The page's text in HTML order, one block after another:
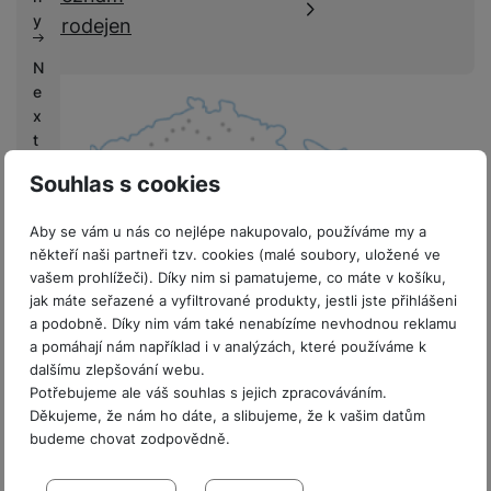
Souhlas s cookies
Aby se vám u nás co nejlépe nakupovalo, používáme my a
někteří naši partneři tzv. cookies (malé soubory, uložené ve
vašem prohlížeči). Díky nim si pamatujeme, co máte v košíku,
jak máte seřazené a vyfiltrované produkty, jestli jste přihlášeni
a podobně. Díky nim vám také nenabízíme nevhodnou reklamu
a pomáhají nám například i v analýzách, které používáme k
dalšímu zlepšování webu.
Potřebujeme ale váš souhlas s jejich zpracováváním.
Děkujeme, že nám ho dáte, a slibujeme, že k vašim datům
budeme chovat zodpovědně.
Nastavení souhlasů s kategoriemi
k
y
y
N
e
x
t
if
V
ý
k
u
p
y
prodejen
8 prodejen v ČR
Sdružení